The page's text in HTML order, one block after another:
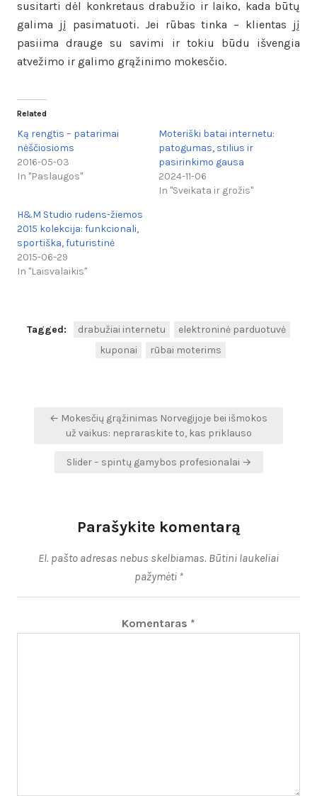
susitarti dėl konkretaus drabužio ir laiko, kada būtų
galima jį pasimatuoti. Jei rūbas tinka – klientas jį
pasiima drauge su savimi ir tokiu būdu išvengia
atvežimo ir galimo grąžinimo mokesčio.
Related
Ką rengtis – patarimai
nėščiosioms
2016-05-03
In "Paslaugos"
Moteriški batai internetu:
patogumas, stilius ir
pasirinkimo gausa
2024-11-06
In "Sveikata ir grožis"
H&M Studio rudens-žiemos
2015 kolekcija: funkcionali,
sportiška, futuristinė
2015-06-29
In "Laisvalaikis"
Tagged: drabužiai internetu
elektroninė parduotuvė
kuponai
rūbai moterims
Navigacija
← Mokesčių grąžinimas Norvegijoje bei išmokos
už vaikus: nepraraskite to, kas priklauso
Slider – spintų gamybos profesionalai →
Parašykite komentarą
El. pašto adresas nebus skelbiamas. Būtini laukeliai
pažymėti *
Komentaras *